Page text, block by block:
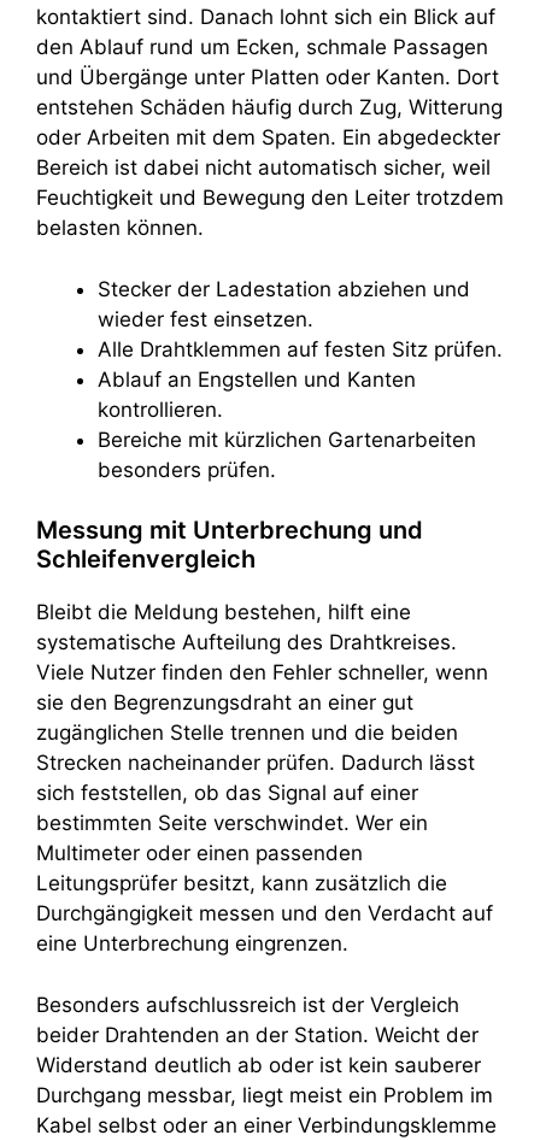
kontaktiert sind. Danach lohnt sich ein Blick auf
den Ablauf rund um Ecken, schmale Passagen
und Übergänge unter Platten oder Kanten. Dort
entstehen Schäden häufig durch Zug, Witterung
oder Arbeiten mit dem Spaten. Ein abgedeckter
Bereich ist dabei nicht automatisch sicher, weil
Feuchtigkeit und Bewegung den Leiter trotzdem
belasten können.
Stecker der Ladestation abziehen und
wieder fest einsetzen.
Alle Drahtklemmen auf festen Sitz prüfen.
Ablauf an Engstellen und Kanten
kontrollieren.
Bereiche mit kürzlichen Gartenarbeiten
besonders prüfen.
Messung mit Unterbrechung und
Schleifenvergleich
Bleibt die Meldung bestehen, hilft eine
systematische Aufteilung des Drahtkreises.
Viele Nutzer finden den Fehler schneller, wenn
sie den Begrenzungsdraht an einer gut
zugänglichen Stelle trennen und die beiden
Strecken nacheinander prüfen. Dadurch lässt
sich feststellen, ob das Signal auf einer
bestimmten Seite verschwindet. Wer ein
Multimeter oder einen passenden
Leitungsprüfer besitzt, kann zusätzlich die
Durchgängigkeit messen und den Verdacht auf
eine Unterbrechung eingrenzen.
Besonders aufschlussreich ist der Vergleich
beider Drahtenden an der Station. Weicht der
Widerstand deutlich ab oder ist kein sauberer
Durchgang messbar, liegt meist ein Problem im
Kabel selbst oder an einer Verbindungsklemme